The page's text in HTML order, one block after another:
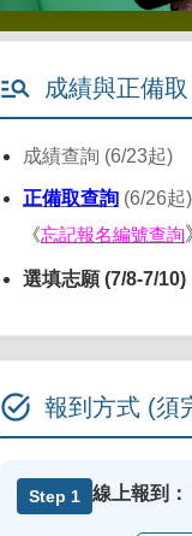
manage_search 成績與正備取
成績查詢 (6/23起)
正備取查詢 (6/26起)
《忘記報名編號查詢
選填志願 (7/8-7/10)
task_alt 報到方式 (須
Step 1 線上報到：